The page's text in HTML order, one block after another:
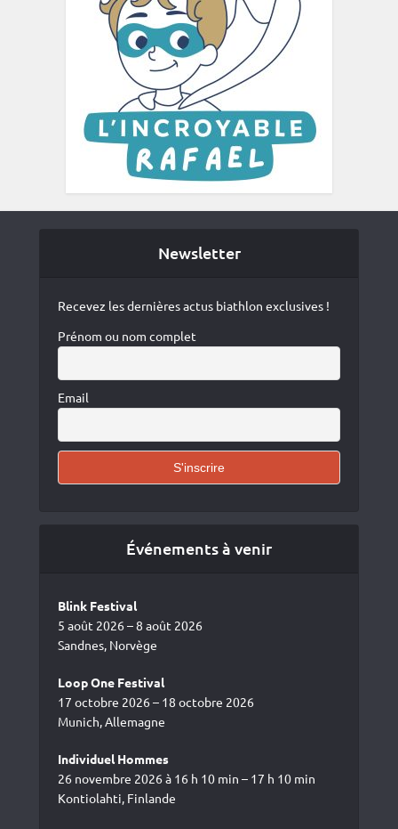
Newsletter
Recevez les dernières actus biathlon exclusives !
Prénom ou nom complet
Email
Événements à venir
Blink Festival
5 août 2026 – 8 août 2026
Sandnes, Norvège
Loop One Festival
17 octobre 2026 – 18 octobre 2026
Munich, Allemagne
Individuel Hommes
26 novembre 2026 à 16 h 10 min – 17 h 10 min
Kontiolahti, Finlande